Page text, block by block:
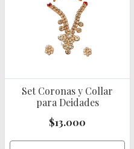
Set Coronas y Collar
para Deidades
$13.000